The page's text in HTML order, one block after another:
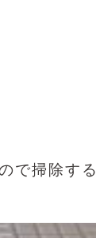
で掃除する